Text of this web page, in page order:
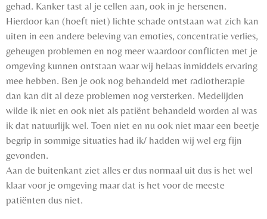
gehad. Kanker tast al je cellen aan, ook in je hersenen.
Hierdoor kan (hoeft niet) lichte schade ontstaan wat zich kan
uiten in een andere beleving van emoties, concentratie verlies,
geheugen problemen en nog meer waardoor conflicten met je
omgeving kunnen ontstaan waar wij helaas inmiddels ervaring
mee hebben. Ben je ook nog behandeld met radiotherapie
dan kan dit al deze problemen nog versterken. Medelijden
wilde ik niet en ook niet als patiënt behandeld worden al was
ik dat natuurlijk wel. Toen niet en nu ook niet maar een beetje
begrip in sommige situaties had ik/ hadden wij wel erg fijn
gevonden.
Aan de buitenkant ziet alles er dus normaal uit dus is het wel
klaar voor je omgeving maar dat is het voor de meeste
patiënten dus niet.